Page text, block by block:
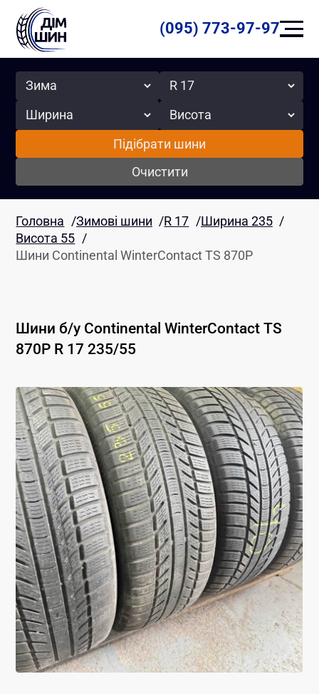
(095) 773-97-97
Сезон Радіус
Ширина Висота
Підібрати шини
Очистити
Головна /Зимові шини /R 17 /Ширина 235 /
Висота 55 /
Шини Continental WinterContact TS 870P
Шини б/у Continental WinterContact TS
870P R 17 235/55